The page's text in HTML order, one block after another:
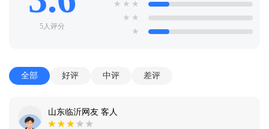
5人评分
★ ★ ★
★ ★
★
全部 好评 中评 差评
山东临沂网友 客人